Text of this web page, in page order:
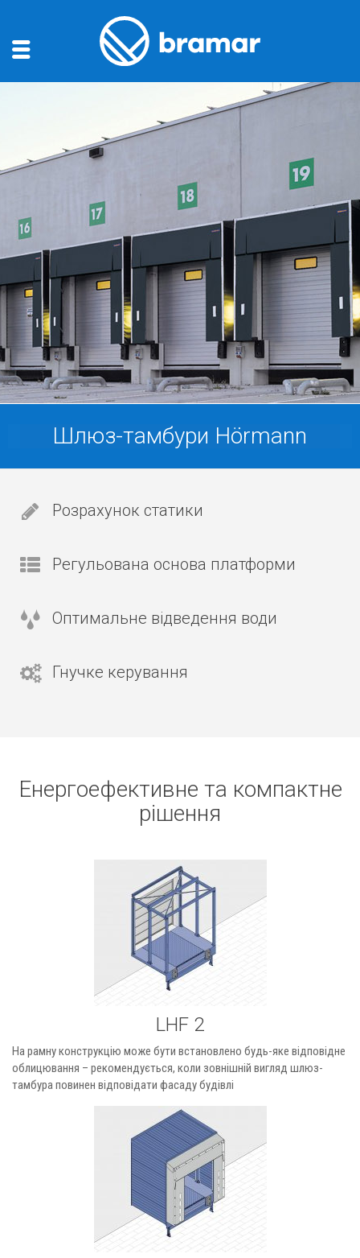
Шлюз-тамбури Hörmann
Розрахунок статики
Регульована основа платформи
Оптимальне відведення води
Гнучке керування
Енергоефективне та компактне
рішення
LHF 2
На рамну конструкцію може бути встановлено будь-яке відповідне
облицювання – рекомендується, коли зовнішній вигляд шлюз-
тамбура повинен відповідати фасаду будівлі